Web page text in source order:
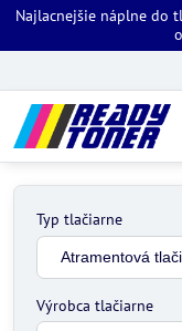
Najlacnejšie náplne do
Typ tlačiarne
Výrobca tlačiarne